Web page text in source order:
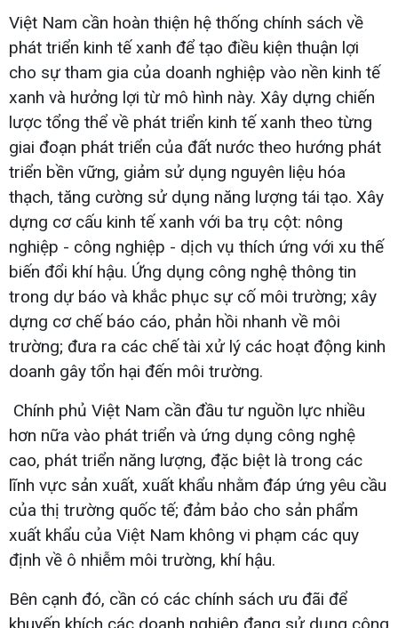
Việt Nam cần hoàn thiện hệ thống chính sách về
phát triển kinh tế xanh để tạo điều kiện thuận lợi
cho sự tham gia của doanh nghiệp vào nền kinh tế
xanh và hưởng lợi từ mô hình này. Xây dựng chiến
lược tổng thể về phát triển kinh tế xanh theo từng
giai đoạn phát triển của đất nước theo hướng phát
triển bền vững, giảm sử dụng nguyên liệu hóa
thạch, tăng cường sử dụng năng lượng tái tạo. Xây
dựng cơ cấu kinh tế xanh với ba trụ cột: nông
nghiệp - công nghiệp - dịch vụ thích ứng với xu thế
biến đổi khí hậu. Ứng dụng công nghệ thông tin
trong dự báo và khắc phục sự cố môi trường; xây
dựng cơ chế báo cáo, phản hồi nhanh về môi
trường; đưa ra các chế tài xử lý các hoạt động kinh
doanh gây tổn hại đến môi trường.
Chính phủ Việt Nam cần đầu tư nguồn lực nhiều
hơn nữa vào phát triển và ứng dụng công nghệ
cao, phát triển năng lượng, đặc biệt là trong các
lĩnh vực sản xuất, xuất khẩu nhằm đáp ứng yêu cầu
của thị trường quốc tế; đảm bảo cho sản phẩm
xuất khẩu của Việt Nam không vi phạm các quy
định về ô nhiễm môi trường, khí hậu.
Bên cạnh đó, cần có các chính sách ưu đãi để
khuyến khích các doanh nghiệp đang sử dụng công